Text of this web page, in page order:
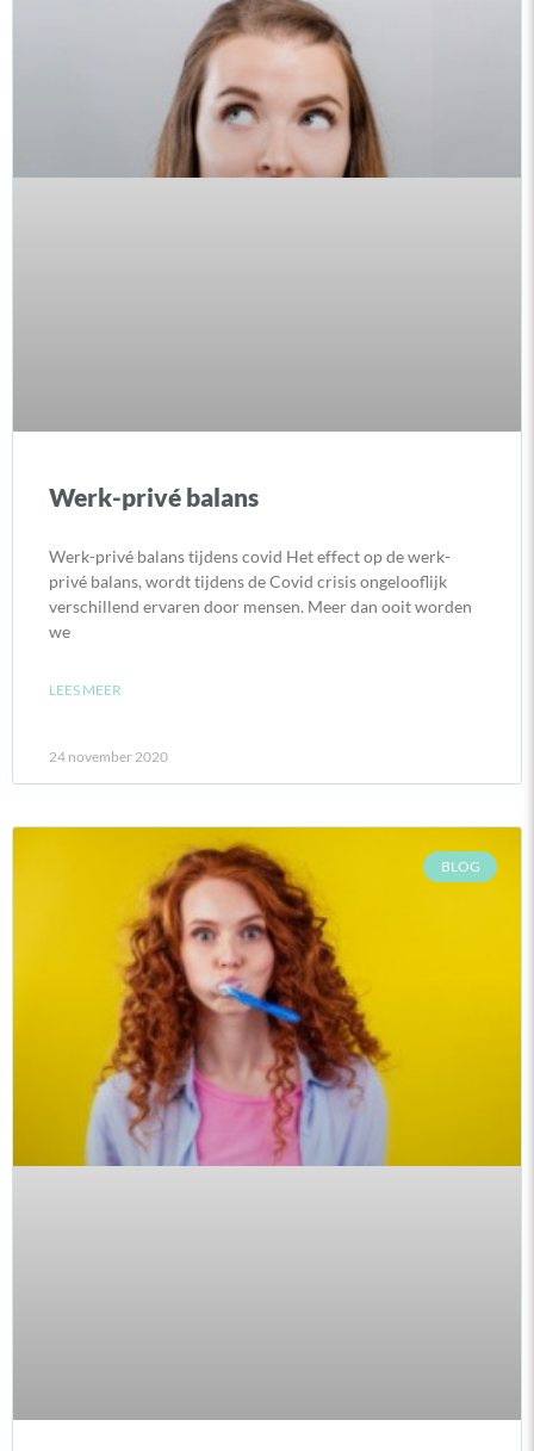
Werk-privé balans
Werk-privé balans tijdens covid Het effect op de werk-
privé balans, wordt tijdens de Covid crisis ongelooflijk
verschillend ervaren door mensen. Meer dan ooit worden
we
LEES MEER
24 november 2020
BLOG